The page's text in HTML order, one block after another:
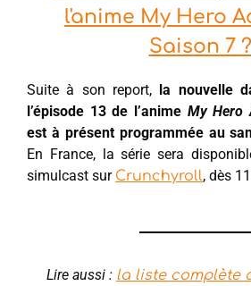
l'anime My Hero
Saison 7 ?
Suite à son report,
la nouvelle
l’épisode 13 de l’anime My Hero
est à présent programmée au
En France, la série sera
simulcast sur Crunchyroll, dès
Lire aussi : la liste complète